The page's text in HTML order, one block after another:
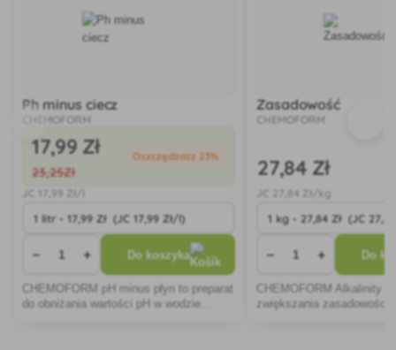
Ph minus ciecz
CHEMOFORM
17,99 Zł
23,25Zł
Oszczędzasz 23%
17 ,99 Zł/l
− + Do koszyka
CHEMOFORM pH minus płyn to preparat
do obniżania wartości pH w wodzie
Zasadowość
CHEMOFORM
27,84 Zł
27 ,84 Zł/kg
− + Do
CHEMOFORM Alkalinity
zwiększania zasadowości